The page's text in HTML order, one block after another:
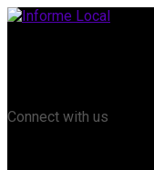
Connect with us